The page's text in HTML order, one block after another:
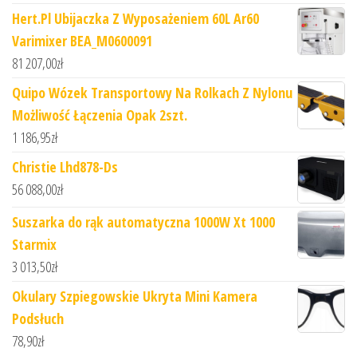
Hert.Pl Ubijaczka Z Wyposażeniem 60L Ar60
Varimixer BEA_M0600091
81 207,00zł
Quipo Wózek Transportowy Na Rolkach Z Nylonu
Możliwość Łączenia Opak 2szt.
1 186,95zł
Christie Lhd878-Ds
56 088,00zł
Suszarka do rąk automatyczna 1000W Xt 1000
Starmix
3 013,50zł
Okulary Szpiegowskie Ukryta Mini Kamera
Podsłuch
78,90zł